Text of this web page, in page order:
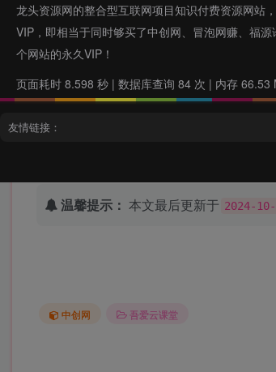
温馨提示： 本文最后更新于 2024-
中创网 吾爱云课堂
龙头资源网的整合型互联网项目知识付费资源网站
VIP，即相当于同时够买了中创网、冒泡网赚、福
个网站的永久VIP！
页面耗时 8.598 秒 | 数据库查询 84 次 | 内存 66.53
友情链接：